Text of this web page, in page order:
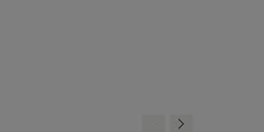
Előre